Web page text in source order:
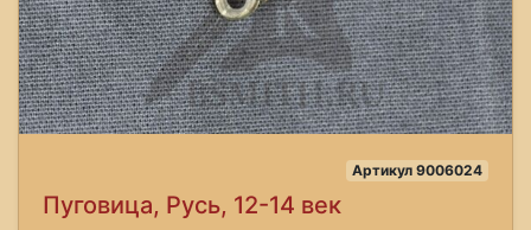
Артикул 9006024
Пуговица, Русь, 12-14 век